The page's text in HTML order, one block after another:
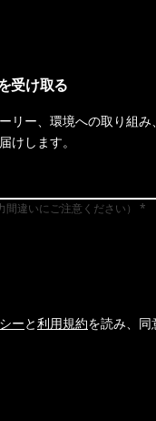
受け取る
リー、環境への取り組み
けします。
違いにご注意ください）
ーと利用規約を読み、同